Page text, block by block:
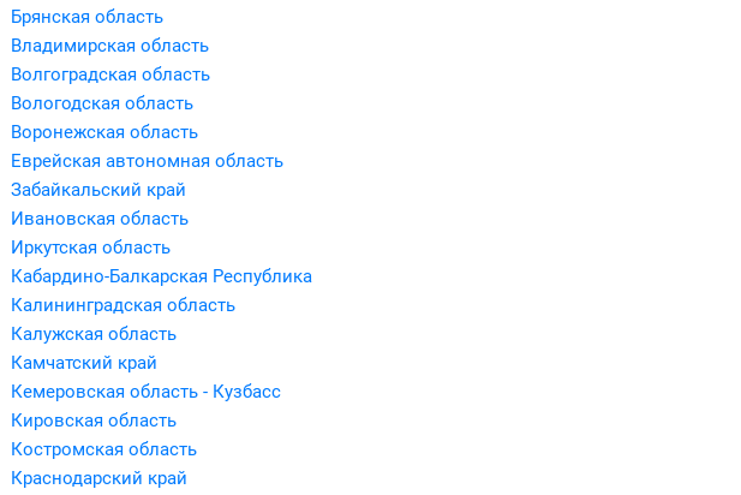
Брянская область
Владимирская область
Волгоградская область
Вологодская область
Воронежская область
Еврейская автономная область
Забайкальский край
Ивановская область
Иркутская область
Кабардино-Балкарская Республика
Калининградская область
Калужская область
Камчатский край
Кемеровская область - Кузбасс
Кировская область
Костромская область
Краснодарский край